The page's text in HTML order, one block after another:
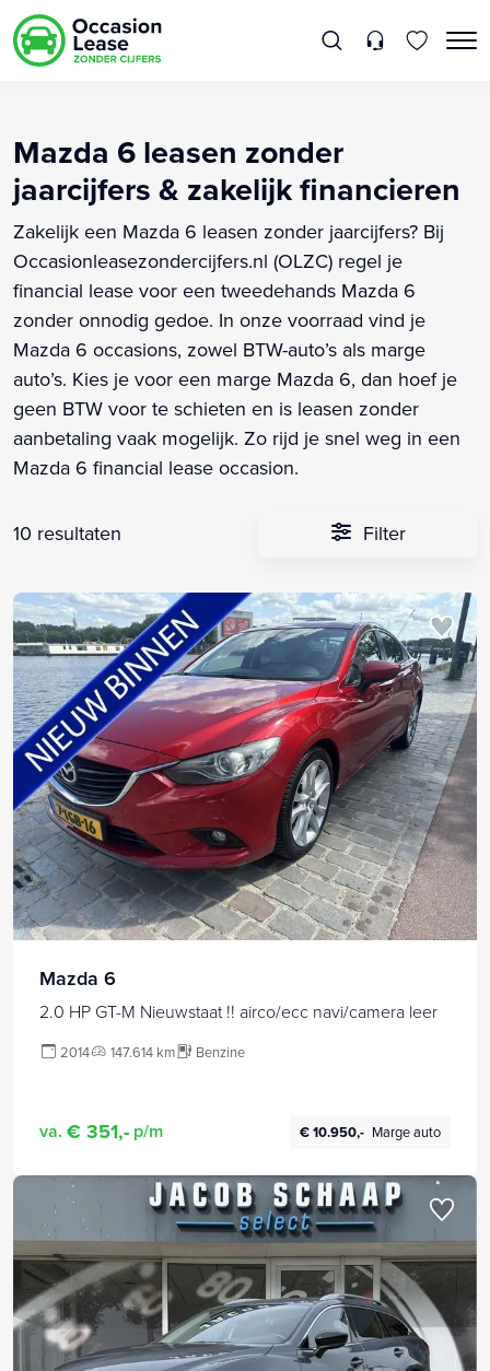
Mazda 6 leasen zonder
jaarcijfers & zakelijk financieren
Zakelijk een Mazda 6 leasen zonder jaarcijfers? Bij
Occasionleasezondercijfers.nl (OLZC) regel je
financial lease voor een tweedehands Mazda 6
zonder onnodig gedoe. In onze voorraad vind je
Mazda 6 occasions, zowel BTW-auto’s als marge
auto’s. Kies je voor een marge Mazda 6, dan hoef je
geen BTW voor te schieten en is leasen zonder
aanbetaling vaak mogelijk. Zo rijd je snel weg in een
Mazda 6 financial lease occasion.
10 resultaten Filter
Mazda 6
2.0 HP GT-M Nieuwstaat !! airco/ecc navi/camera leer
2014 147.614 km Benzine
va. € 351,- p/m € 10.950,- Marge auto